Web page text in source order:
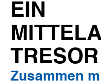
EIN
TRESOR
Zusammen